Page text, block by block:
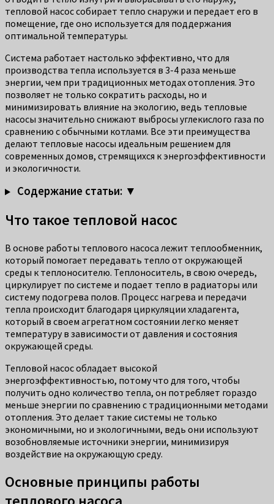
тепловой насос собирает тепло снаружи и передает его в
помещение, где оно используется для поддержания
оптимальной температуры.
Система работает настолько эффективно, что для
производства тепла используется в 3-4 раза меньше
энергии, чем при традиционных методах отопления. Это
позволяет не только сократить расходы, но и
минимизировать влияние на экологию, ведь тепловые
насосы значительно снижают выбросы углекислого газа по
сравнению с обычными котлами. Все эти преимущества
делают тепловые насосы идеальным решением для
современных домов, стремящихся к энергоэффективности
и экологичности.
Содержание статьи: ▼
Что такое тепловой насос
В основе работы теплового насоса лежит теплообменник,
который помогает передавать тепло от окружающей
среды к теплоносителю. Теплоноситель, в свою очередь,
циркулирует по системе и подает тепло в радиаторы или
систему подогрева полов. Процесс нагрева и передачи
тепла происходит благодаря циркуляции хладагента,
который в своем агрегатном состоянии легко меняет
температуру в зависимости от давления и состояния
окружающей среды.
Тепловой насос обладает высокой
энергоэффективностью, потому что для того, чтобы
получить одно количество тепла, он потребляет гораздо
меньше энергии по сравнению с традиционными методами
отопления. Это делает такие системы не только
экономичными, но и экологичными, ведь они используют
возобновляемые источники энергии, минимизируя
воздействие на окружающую среду.
Основные принципы работы